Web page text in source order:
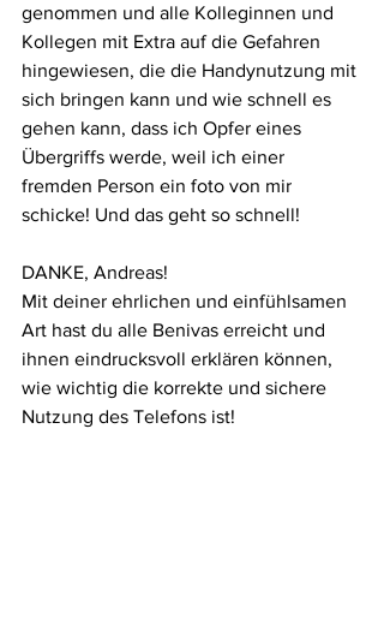
genommen und alle Kolleginnen und
Kollegen mit Extra auf die Gefahren
hingewiesen, die die Handynutzung mit
sich bringen kann und wie schnell es
gehen kann, dass ich Opfer eines
Übergriffs werde, weil ich einer
fremden Person ein foto von mir
schicke! Und das geht so schnell!
DANKE, Andreas!
Mit deiner ehrlichen und einfühlsamen
Art hast du alle Benivas erreicht und
ihnen eindrucksvoll erklären können,
wie wichtig die korrekte und sichere
Nutzung des Telefons ist!